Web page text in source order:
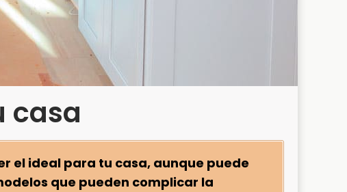
casa
el ideal para tu casa, aunque puede
que pueden complicar la